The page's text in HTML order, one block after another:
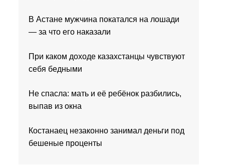
В Астане мужчина покатался на лошади
— за что его наказали
При каком доходе казахстанцы чувствуют
себя бедными
Не спасла: мать и её ребёнок разбились,
выпав из окна
Костанаец незаконно занимал деньги под
бешеные проценты